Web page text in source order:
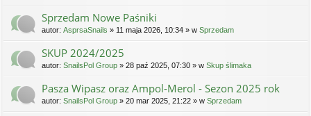
Sprzedam Nowe Paśniki
autor: AsprsaSnails » 11 maja 2026, 10:34 » w Sprzedam
SKUP 2024/2025
autor: SnailsPol Group » 28 paź 2025, 07:30 » w Skup ślimaka
Pasza Wipasz oraz Ampol-Merol - Sezon 2025 rok
autor: SnailsPol Group » 20 mar 2025, 21:22 » w Sprzedam